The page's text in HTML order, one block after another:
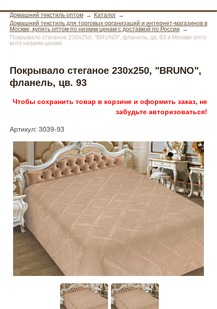
Домашний текстиль оптом
Каталог
Домашний текстиль для торговых организаций и интернет-магазинов в
Москве, купить оптом по низким ценам с доставкой по России
Покрывало стеганое 230х250, "BRUNO", фланель, цв. 93 в Москве опто
м по низким ценам
Покрывало стеганое 230х250, "BRUNO",
фланель, цв. 93
Чтобы сохранить товар в корзине и оформить заказ, не
забудьте авторизоваться!
Артикул: 3039-93